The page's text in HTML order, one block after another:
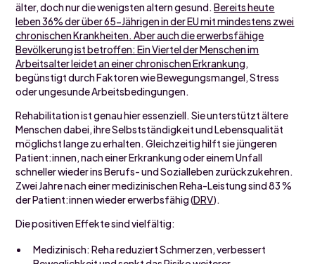
älter, doch nur die wenigsten altern gesund.Bereits heute
leben 36% der über 65-Jährigen in der EU mit mindestens zwei
chronischen Krankheiten.Aber auch die erwerbsfähige
Bevölkerung ist betroffen: Ein Viertel der Menschen im
Arbeitsalter leidet an einer chronischen Erkrankung,
begünstigt durch Faktoren wie Bewegungsmangel, Stress
oder ungesunde Arbeitsbedingungen.
Rehabilitation ist genau hier essenziell. Sie unterstützt ältere
Menschen dabei, ihre Selbstständigkeit und Lebensqualität
möglichst lange zu erhalten. Gleichzeitig hilft sie jüngeren
Patient:innen, nach einer Erkrankung oder einem Unfall
schneller wieder ins Berufs- und Sozialleben zurückzukehren.
Zwei Jahre nach einer medizinischen Reha-Leistung sind 83 %
der Patient:innen wieder erwerbsfähig (DRV).
Die positiven Effekte sind vielfältig:
Medizinisch: Reha reduziert Schmerzen, verbessert